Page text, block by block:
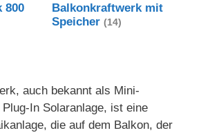
800
Balkonkraftwerk mit
Speicher (14)
auch bekannt als Mini-
In Solaranlage, ist eine
die auf dem Balkon, der